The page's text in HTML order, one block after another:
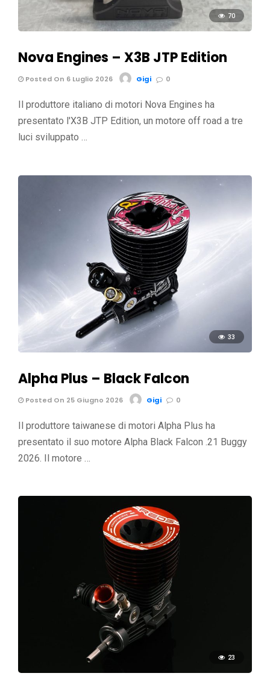
70
Nova Engines – X3B JTP Edition
Posted On 6 Luglio 2026 Gigi 0
Il produttore italiano di motori Nova Engines ha
presentato l'X3B JTP Edition, un motore off road a tre
luci sviluppato …
33
Alpha Plus – Black Falcon
Posted On 25 Giugno 2026 Gigi 0
Il produttore taiwanese di motori Alpha Plus ha
presentato il suo motore Alpha Black Falcon .21 Buggy
2026. Il motore …
23